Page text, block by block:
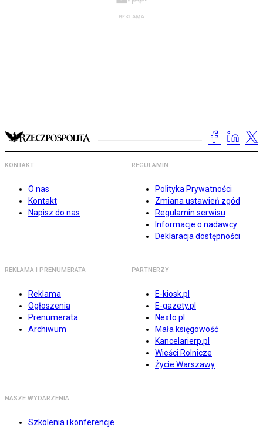
KONTAKT
O nas
Kontakt
Napisz do nas
REGULAMIN
Polityka Prywatności
Zmiana ustawień zgód
Regulamin serwisu
Informacje o nadawcy
Deklaracja dostępności
REKLAMA I PRENUMERATA
Reklama
Ogłoszenia
Prenumerata
Archiwum
PARTNERZY
E-kiosk.pl
E-gazety.pl
Nexto.pl
Mała księgowość
Kancelarierp.pl
Wieści Rolnicze
Życie Warszawy
NASZE WYDARZENIA
Szkolenia i konferencje